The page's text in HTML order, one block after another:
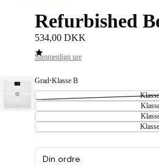
Refurbished
534,00 DKK
Sammenlign ure
Grad•Klasse B
Din ordre